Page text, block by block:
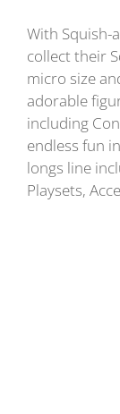
With Squish-
collect their
micro size
adorable
including
endless fun
longs line
Playsets,